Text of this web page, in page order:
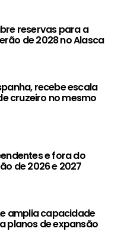
reservas para a
de 2028 no Alasca
recebe escala
cruzeiro no mesmo
e fora do
de 2026 e 2027
amplia capacidade
planos de expansão